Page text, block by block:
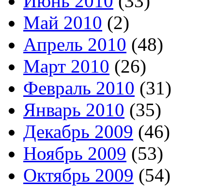
Май 2010 (2)
Апрель 2010 (48)
Март 2010 (26)
Февраль 2010 (31)
Январь 2010 (35)
Декабрь 2009 (46)
Ноябрь 2009 (53)
Октябрь 2009 (54)